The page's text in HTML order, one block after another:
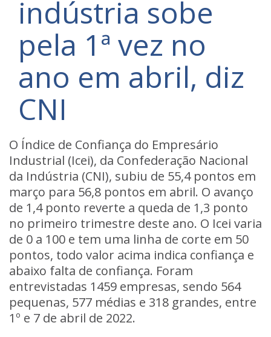
indústria sobe
pela 1ª vez no
ano em abril, diz
CNI
O Índice de Confiança do Empresário
Industrial (Icei), da Confederação Nacional
da Indústria (CNI), subiu de 55,4 pontos em
março para 56,8 pontos em abril. O avanço
de 1,4 ponto reverte a queda de 1,3 ponto
no primeiro trimestre deste ano. O Icei varia
de 0 a 100 e tem uma linha de corte em 50
pontos, todo valor acima indica confiança e
abaixo falta de confiança. Foram
entrevistadas 1459 empresas, sendo 564
pequenas, 577 médias e 318 grandes, entre
1º e 7 de abril de 2022.